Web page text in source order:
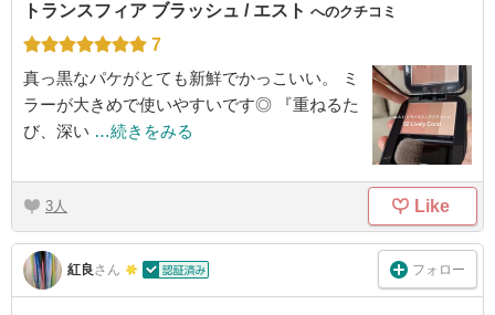
トランスフィア ブラッシュ / エスト へのクチコミ
7
真っ黒なパケがとても新鮮でかっこいい。 ミ
ラーが大きめで使いやすいです◎ 『重ねるた
び、深い …続きをみる
3 Like
紅良さん フォロー